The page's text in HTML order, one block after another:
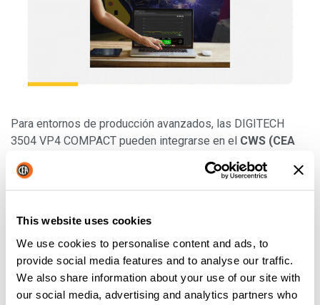
This website uses cookies
We use cookies to personalise content and ads, to
provide social media features and to analyse our traffic.
We also share information about your use of our site with
our social media, advertising and analytics partners who
Para entornos de producción avanzados, las DIGITECH
3504 VP4 COMPACT pueden integrarse en el CWS (CEA
, una potente plataforma digital
dedicada a la supervisión, el análisis de datos y la
Gracias a una interfaz web intuitiva, el CWS permite:
La supervisión en tiempo real de los parámetros de
soldadura
El ajuste de loslímites de corriente y tensión
El registro y archivo de los datos de soldadura